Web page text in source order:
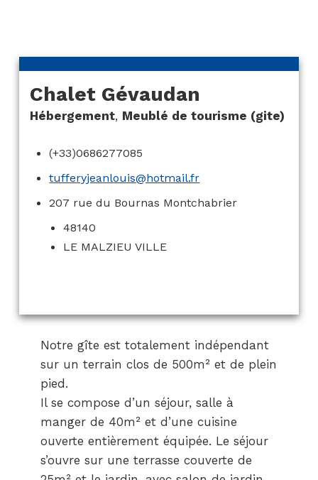
Chalet Gévaudan
Hébergement, Meublé de tourisme (gite)
(+33)0686277085
tufferyjeanlouis@hotmail.fr
207 rue du Bournas Montchabrier
48140
LE MALZIEU VILLE
Notre gîte est totalement indépendant
sur un terrain clos de 500m² et de plein
pied.
Il se compose d’un séjour, salle à
manger de 40m² et d’une cuisine
ouverte entièrement équipée. Le séjour
s’ouvre sur une terrasse couverte de